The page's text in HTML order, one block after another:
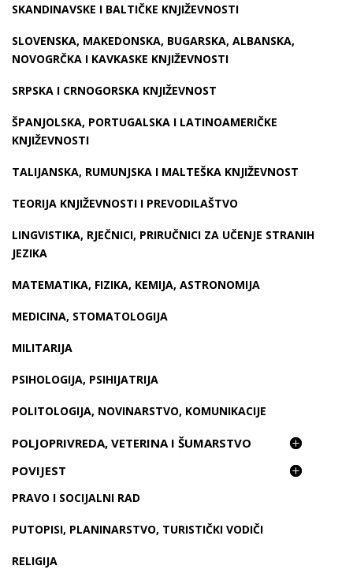
SKANDINAVSKE I BALTIČKE KNJIŽEVNOSTI
SLOVENSKA, MAKEDONSKA, BUGARSKA, ALBANSKA,
NOVOGRČKA I KAVKASKE KNJIŽEVNOSTI
SRPSKA I CRNOGORSKA KNJIŽEVNOST
ŠPANJOLSKA, PORTUGALSKA I LATINOAMERIČKE
KNJIŽEVNOSTI
TALIJANSKA, RUMUNJSKA I MALTEŠKA KNJIŽEVNOST
TEORIJA KNJIŽEVNOSTI I PREVODILAŠTVO
LINGVISTIKA, RJEČNICI, PRIRUČNICI ZA UČENJE STRANIH
JEZIKA
MATEMATIKA, FIZIKA, KEMIJA, ASTRONOMIJA
MEDICINA, STOMATOLOGIJA
MILITARIJA
PSIHOLOGIJA, PSIHIJATRIJA
POLITOLOGIJA, NOVINARSTVO, KOMUNIKACIJE
POLJOPRIVREDA, VETERINA I ŠUMARSTVO
POVIJEST
PRAVO I SOCIJALNI RAD
PUTOPISI, PLANINARSTVO, TURISTIČKI VODIČI
RELIGIJA